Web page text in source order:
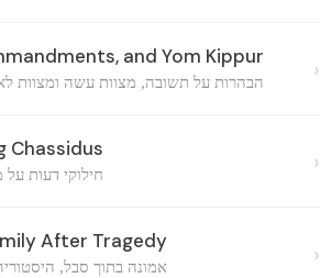
and Yom Kippur
הבהרות על תשובה, מצוות עשה ומצוות ›
Chassidus
חילוקי דעות ›
After Tragedy
אמונה בתוך סבל, ›